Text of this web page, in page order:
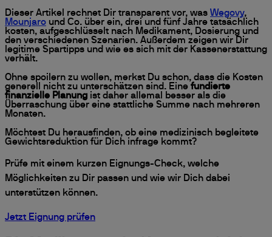
Dieser Artikel rechnet Dir transparent vor, was Wegovy,
Mounjaro und Co. über ein, drei und fünf Jahre tatsächlich
kosten, aufgeschlüsselt nach Medikament, Dosierung und
den verschiedenen Szenarien. Außerdem zeigen wir Dir
legitime Spartipps und wie es sich mit der Kassenerstattung
verhält.
Ohne spoilern zu wollen, merkst Du schon, dass die Kosten
generell nicht zu unterschätzen sind. Eine fundierte
finanzielle Planung ist daher allemal besser als die
Überraschung über eine stattliche Summe nach mehreren
Monaten.
Möchtest Du herausfinden, ob eine medizinisch begleitete
Gewichtsreduktion für Dich infrage kommt?
Prüfe mit einem kurzen Eignungs-Check, welche
Möglichkeiten zu Dir passen und wie wir Dich dabei
unterstützen können.
Jetzt Eignung prüfen